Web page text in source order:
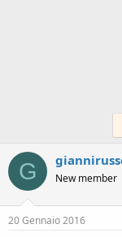
G New member
20 Gennaio 2016